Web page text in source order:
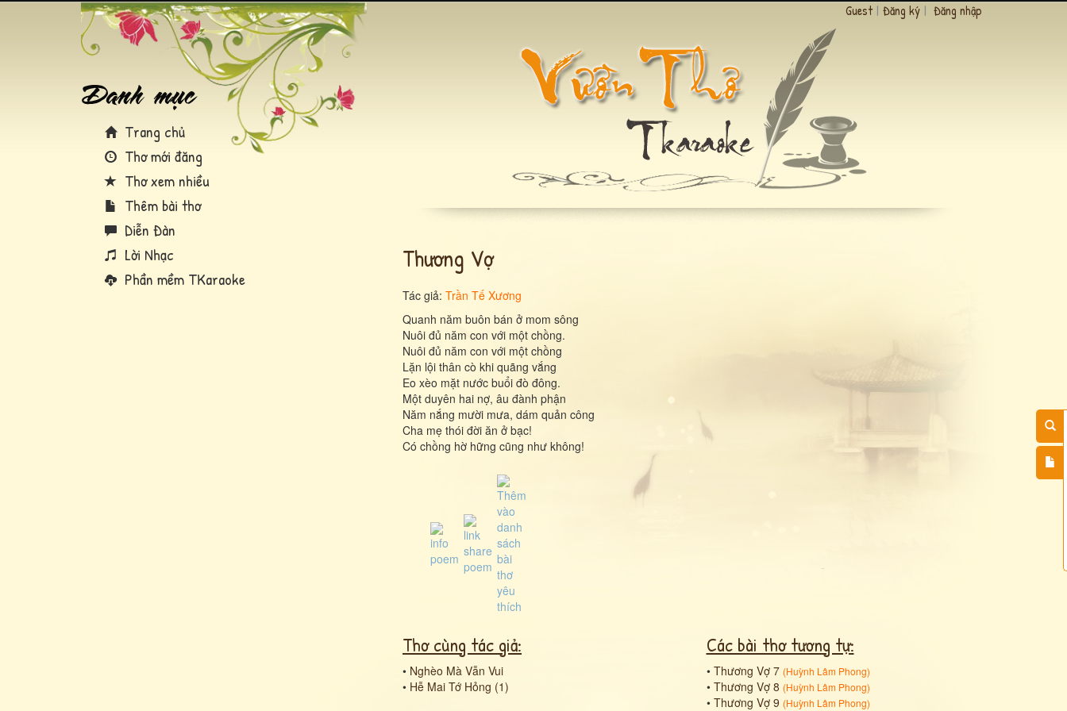
Trang chủ
Thơ mới đăng
Thơ xem nhiều
Thêm bài thơ
Diễn Đàn
Lời Nhạc
Phần mềm TKaraoke
Guest | Đăng ký | Đăng nhập
Thương Vợ
Tác giả: Trần Tế Xương
Quanh năm buôn bán ở mom sông
Nuôi đủ năm con với một chồng.
Nuôi đủ năm con với một chồng
Lặn lội thân cò khi quãng vắng
Eo xèo mặt nước buổi đò đông.
Một duyên hai nợ, âu đành phận
Năm nắng mười mưa, dám quản công
Cha mẹ thói đời ăn ở bạc!
Có chồng hờ hững cũng như không!
Thơ cùng tác giả:
• Nghèo Mà Vẫn Vui
• Hễ Mai Tớ Hỏng (1)
Các bài thơ tương tự:
• Thương Vợ 7 (Huỳnh Lâm Phong)
• Thương Vợ 8 (Huỳnh Lâm Phong)
• Thương Vợ 9 (Huỳnh Lâm Phong)